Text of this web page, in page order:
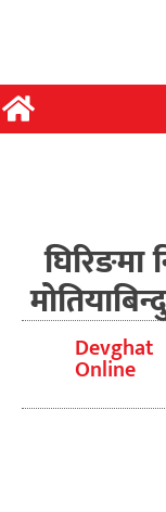
Devghat
Online